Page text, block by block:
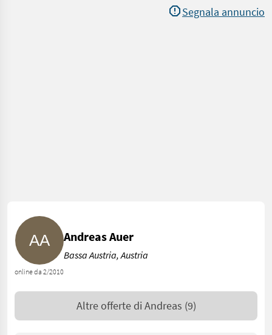
Segnala annuncio
online da 2/2010
Andreas Auer
Bassa Austria, Austria
Altre offerte di Andreas (9)